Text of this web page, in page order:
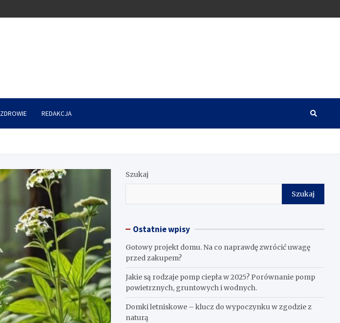
ZDROWIE REDAKCJA
Szukaj
Szukaj
Ostatnie wpisy
Gotowy projekt domu. Na co naprawdę zwrócić uwagę
przed zakupem?
Jakie są rodzaje pomp ciepła w 2025? Porównanie pomp
powietrznych, gruntowych i wodnych.
Domki letniskowe – klucz do wypoczynku w zgodzie z
naturą